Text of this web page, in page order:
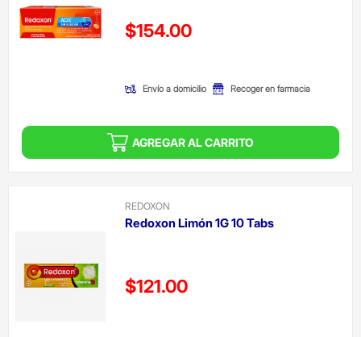
Precio reducido de
$154.00
Envío a domicilio Recoger en farmacia
AGREGAR AL CARRITO
REDOXON
Redoxon Limón 1G 10 Tabs
Precio reducido de
$121.00